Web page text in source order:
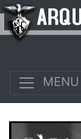
MENU